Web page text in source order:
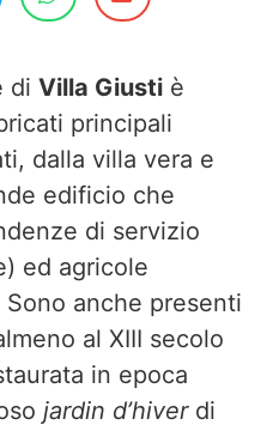
di Villa Giusti è
principali
dalla villa vera e
edificio che
di servizio
ed agricole
anche presenti
al XIII secolo
in epoca
jardin d’hiver di